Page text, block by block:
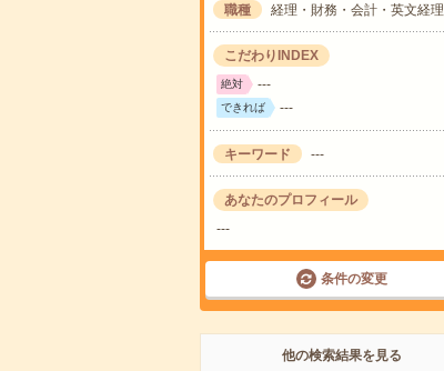
職種 経理・財務・会計・英文経理
こだわりINDEX
絶対 ---
できれば ---
キーワード ---
あなたのプロフィール
---
条件の変更
他の検索結果を見る